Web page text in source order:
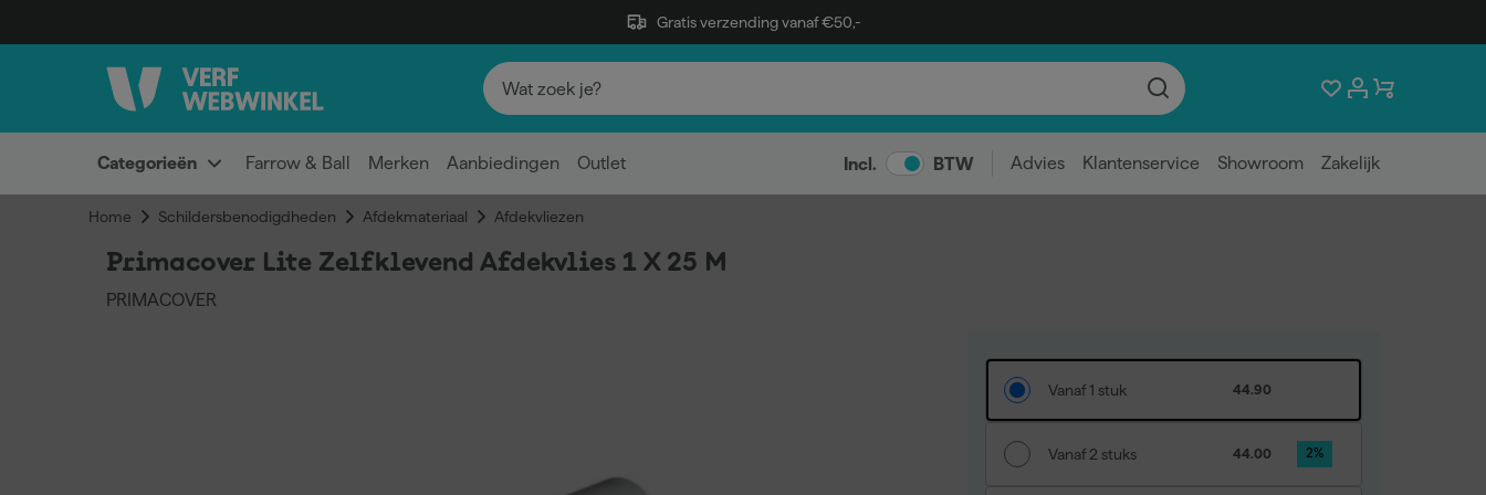
Gratis verzending vanaf €50,-
Categorieën Farrow & Ball Merken Aanbiedingen Outlet Incl. BTW Advies Klantenservice Showroom Zakelijk
Home Schildersbenodigdheden Afdekmateriaal Afdekvliezen
Primacover Lite Zelfklevend Afdekvlies 1 X 25 M
PRIMACOVER
Vanaf 1 stuk 44.90
Vanaf 2 stuks 44.00 2%